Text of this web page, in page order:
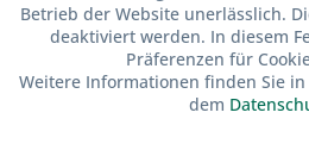
Betrieb der Website unerlässlich.
deaktiviert werden. In diesem
Präferenzen für
Weitere Informationen finden Sie
dem